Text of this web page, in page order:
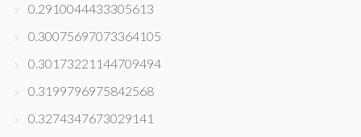
0.2910044433305613
0.30075697073364105
0.30173221144709494
0.3199796975842568
0.3274347673029141